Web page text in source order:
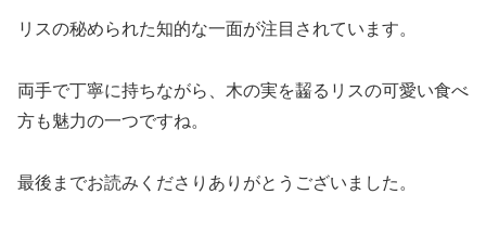
リスの秘められた知的な一面が注目されています。
両手で丁寧に持ちながら、木の実を齧るリスの可愛い食べ
方も魅力の一つですね。
最後までお読みくださりありがとうございました。